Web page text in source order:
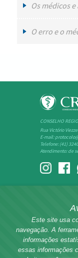
Os médicos e
O erro e o
CONSELHO
Rua Victório
E-mail:
Telefone: (41)
Atendimento: de
Rede dos
Este site usa
navegação. A
informações
essas informações